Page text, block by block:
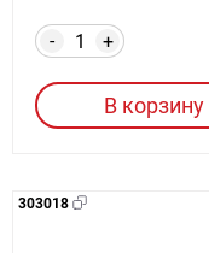
+
-
В корзину
303018